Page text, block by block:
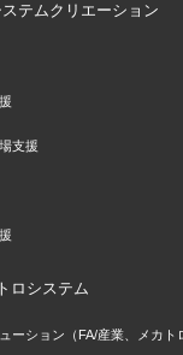
テムクリエーション
支援
ロシステム
ション（FA/産業、メカト